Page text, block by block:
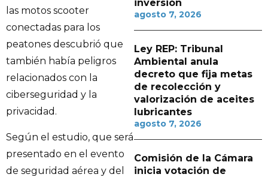
las motos scooter
conectadas para los
peatones descubrió que
también había peligros
relacionados con la
ciberseguridad y la
privacidad.
Según el estudio, que será
presentado en el evento
de seguridad aérea y del
inversión
agosto 7, 2026
Ley REP: Tribunal
Ambiental anula
decreto que fija metas
de recolección y
valorización de aceites
lubricantes
agosto 7, 2026
Comisión de la Cámara
inicia votación de